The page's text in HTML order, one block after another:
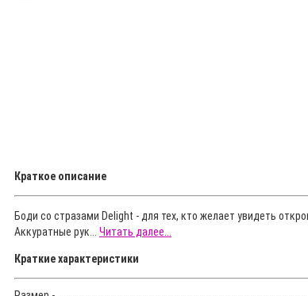
Краткое описание
Боди со стразами Delight - для тех, кто желает увидеть
Аккуратные рук... Читать далее...
Краткие характеристики